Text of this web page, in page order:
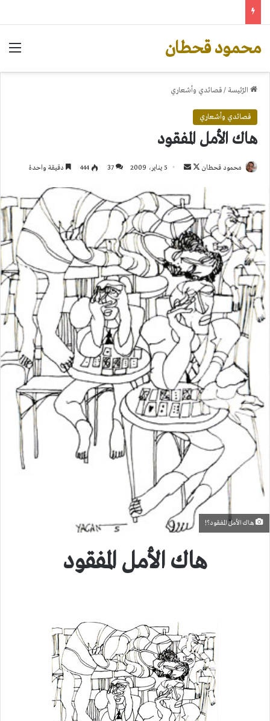
محمود قحطان
الرّئيسة /قصائدي وأشعاري
قصائدي وأشعاري
هاك الأمل المفقود
محمود قحطان
تابع
X
أرسل
إلكترونيا
5 يناير، 2009 37
444 دقيقة واحدة
هاك الأمل المفقود؟!
هاك الأمل المفقود